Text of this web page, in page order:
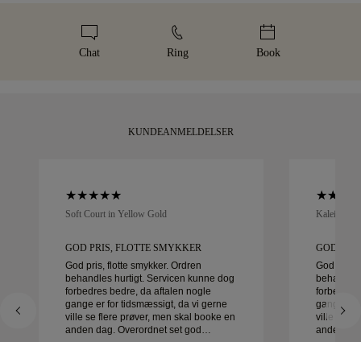
ikke er helt tilfreds med dit køb, kan du returnere eller bytte
leveres i vores ikoniske gule æske — smukt indpakket og klar
Chat Ring Book
KUNDEANMELDELSER
Soft Court in Yellow Gold
GOD PRIS, FLOTTE SMYKKER
God pris, flotte smykker. Ordren
behandles hurtigt. Servicen kunne dog
forbedres bedre, da aftalen nogle
gange er for tidsmæssigt, da vi gerne
ville se flere prøver, men skal booke en
anden dag. Overordnet set god
Kaleida
GOD
God pris,
forbedres
gange er
ville se
anden dag. Overordnet